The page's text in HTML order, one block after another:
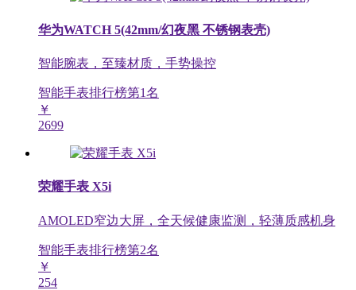
华为WATCH 5(42mm/幻夜黑 不锈钢表壳)
智能腕表，至臻材质，手势操控
智能手表排行榜第1名
￥
2699
荣耀手表 X5i
AMOLED窄边大屏，全天候健康监测，轻薄质感机身
智能手表排行榜第2名
￥
254